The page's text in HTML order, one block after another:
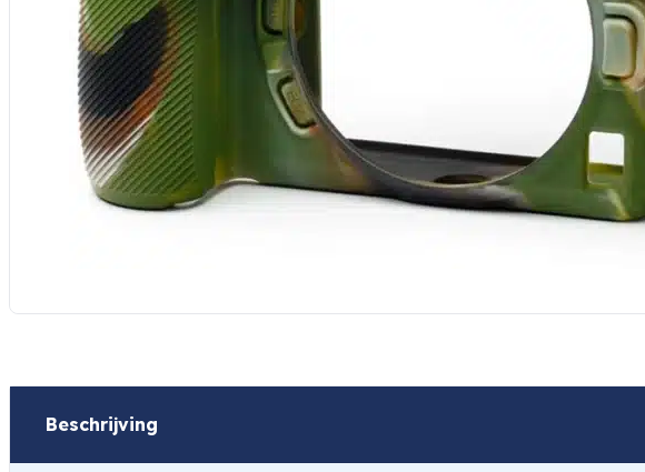
Beschrijving